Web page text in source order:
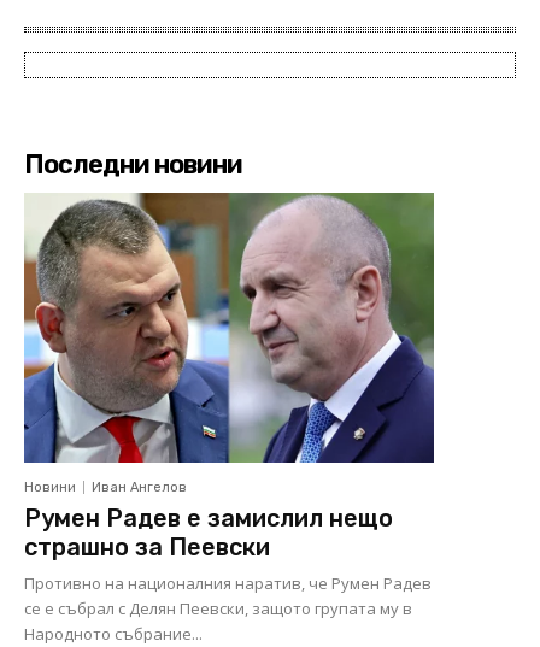
Последни новини
Новини Иван Ангелов
Румен Радев е замислил нещо
страшно за Пеевски
Противно на националния наратив, че Румен Радев
се е събрал с Делян Пеевски, защото групата му в
Народното събрание...